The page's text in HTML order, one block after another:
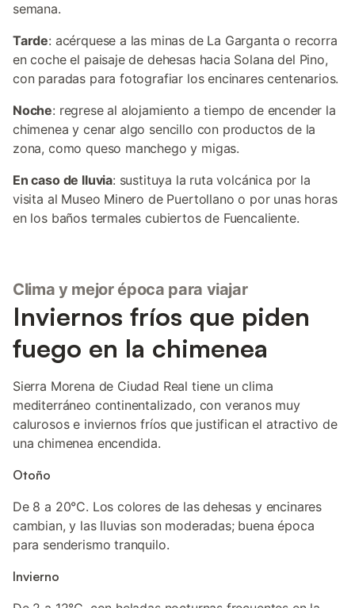
semana.
Tarde: acérquese a las minas de La Garganta o recorra
en coche el paisaje de dehesas hacia Solana del Pino,
con paradas para fotografiar los encinares centenarios.
Noche: regrese al alojamiento a tiempo de encender la
chimenea y cenar algo sencillo con productos de la
zona, como queso manchego y migas.
En caso de lluvia: sustituya la ruta volcánica por la
visita al Museo Minero de Puertollano o por unas horas
en los baños termales cubiertos de Fuencaliente.
Clima y mejor época para viajar
Inviernos fríos que piden
fuego en la chimenea
Sierra Morena de Ciudad Real tiene un clima
mediterráneo continentalizado, con veranos muy
calurosos e inviernos fríos que justifican el atractivo de
una chimenea encendida.
Otoño
De 8 a 20°C. Los colores de las dehesas y encinares
cambian, y las lluvias son moderadas; buena época
para senderismo tranquilo.
Invierno